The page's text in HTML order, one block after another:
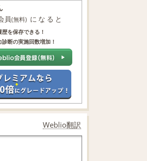
員(無料) になると
歴を保存できる！
診断の実施回数増加！
Weblio翻訳